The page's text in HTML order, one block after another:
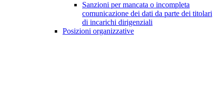
Sanzioni per mancata o incompleta
comunicazione dei dati da parte dei titolari
di incarichi dirigenziali
Posizioni organizzative